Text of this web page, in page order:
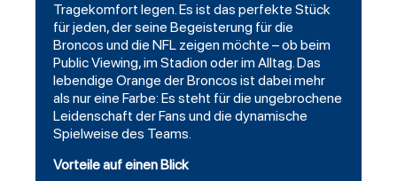
Tragekomfort legen. Es ist das perfekte Stück
für jeden, der seine Begeisterung für die
Broncos und die NFL zeigen möchte – ob beim
Public Viewing, im Stadion oder im Alltag. Das
lebendige Orange der Broncos ist dabei mehr
als nur eine Farbe: Es steht für die ungebrochene
Leidenschaft der Fans und die dynamische
Spielweise des Teams.
Vorteile auf einen Blick